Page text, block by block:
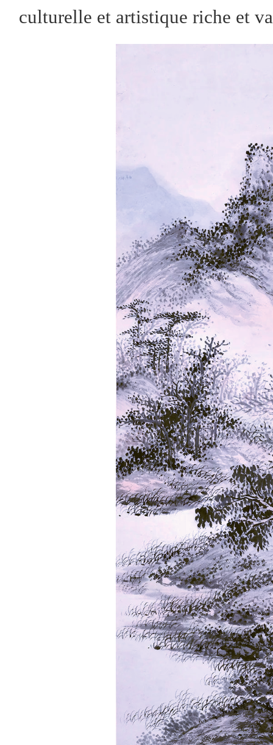
culturelle et artistique riche et